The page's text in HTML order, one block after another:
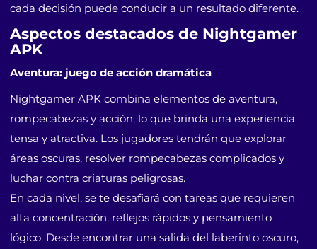
cada decisión puede conducir a un resultado diferente.
Aspectos destacados de Nightgamer
APK
Aventura: juego de acción dramática
Nightgamer APK combina elementos de aventura,
rompecabezas y acción, lo que brinda una experiencia
tensa y atractiva. Los jugadores tendrán que explorar
áreas oscuras, resolver rompecabezas complicados y
luchar contra criaturas peligrosas.
En cada nivel, se te desafiará con tareas que requieren
alta concentración, reflejos rápidos y pensamiento
lógico. Desde encontrar una salida del laberinto oscuro,